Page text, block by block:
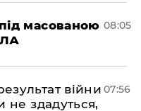
масованою 08:05
війни
здадуться,
07:56